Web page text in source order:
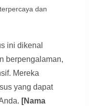
dan
ini dikenal
berpengalaman,
Mereka
yang dapat
[Nama